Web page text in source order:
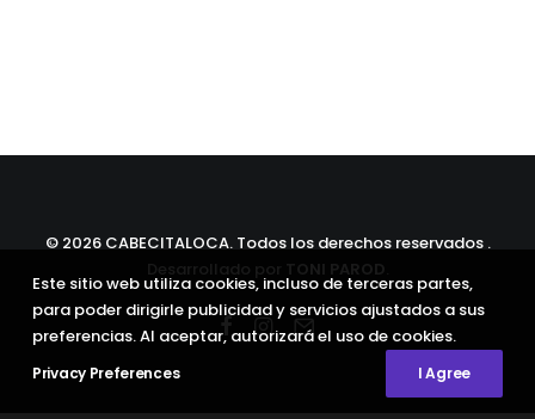
© 2026 CABECITALOCA. Todos los derechos reservados .
Este sitio web utiliza cookies, incluso de terceras partes,
para poder dirigirle publicidad y servicios ajustados a sus
preferencias. Al aceptar, autorizará el uso de cookies.
Privacy Preferences I Agree